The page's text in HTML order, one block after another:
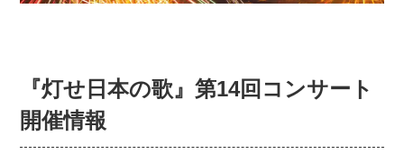
『灯せ日本の歌』第14回コンサート
開催情報